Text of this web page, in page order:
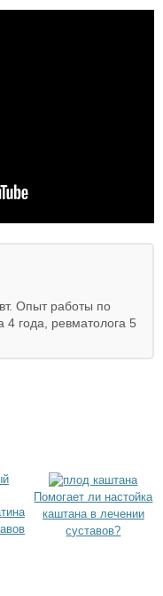
Опыт работы по
4 года, ревматолога 5
Помогает ли настойка
каштана в лечении
суставов?